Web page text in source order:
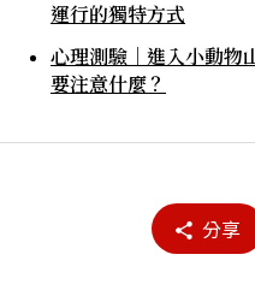
運行的獨特方式
心理測驗｜進入小動物
要注意什麼？
分享